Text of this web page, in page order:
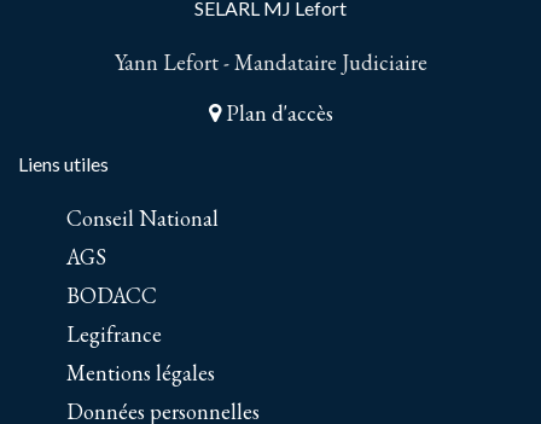
SELARL MJ Lefort
Yann Lefort - Mandataire Judiciaire
Plan d'accès
Liens utiles
Conseil National
AGS
BODACC
Legifrance
Mentions légales
Données personnelles